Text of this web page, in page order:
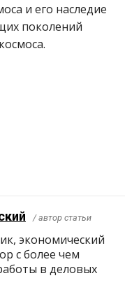
и его наследие
поколений
/ автор статьи
экономический
с более чем
в деловых